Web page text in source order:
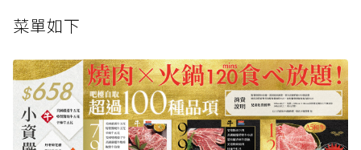
菜單如下